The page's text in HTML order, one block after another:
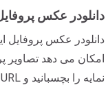
دانلودر عکس
دانلودر عکس پروفایل
امکان می دهد تصاویر